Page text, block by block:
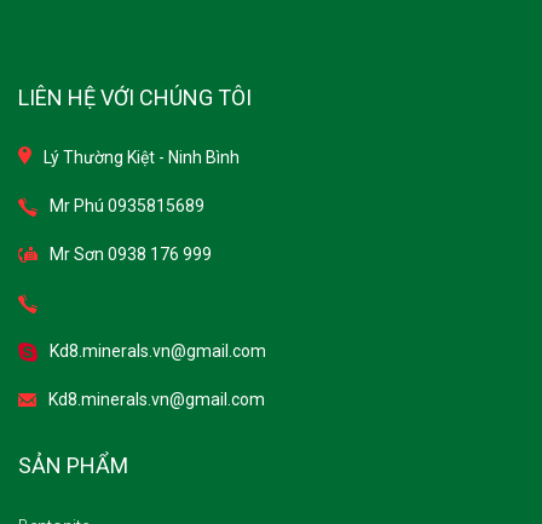
LIÊN HỆ VỚI CHÚNG TÔI
Lý Thường Kiệt - Ninh Bình
Mr Phú 0935815689
Mr Sơn 0938 176 999
Kd8.minerals.vn@gmail.com
Kd8.minerals.vn@gmail.com
SẢN PHẨM